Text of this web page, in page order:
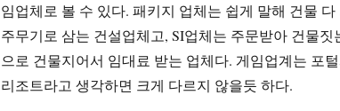
임업체로 볼 수 있다. 패키지 업체는 쉽게 말해 건물
주무기로 삼는 건설업체고, SI업체는 주문받아 건물
으로 건물지어서 임대료 받는 업체다. 게임업계는 포
리조트라고 생각하면 크게 다르지 않을듯 하다.